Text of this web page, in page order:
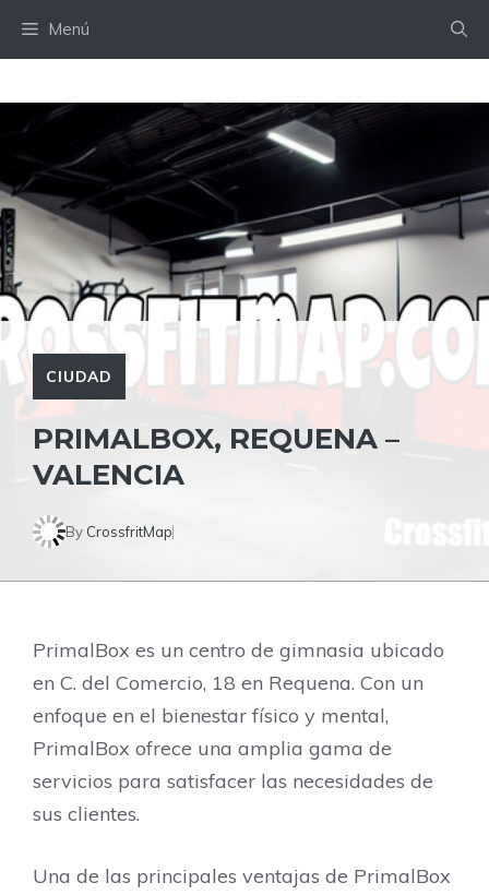
Menú
CIUDAD
PRIMALBOX, REQUENA –
VALENCIA
By CrossfritMap
PrimalBox es un centro de gimnasia ubicado
en C. del Comercio, 18 en Requena. Con un
enfoque en el bienestar físico y mental,
PrimalBox ofrece una amplia gama de
servicios para satisfacer las necesidades de
sus clientes.
Una de las principales ventajas de PrimalBox